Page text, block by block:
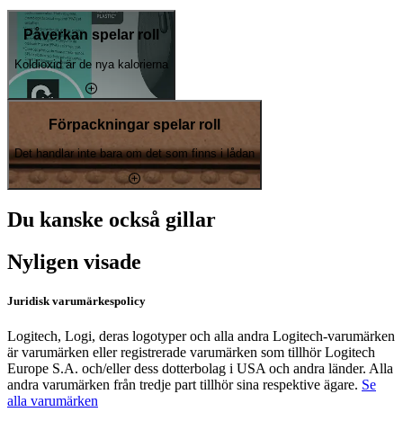
Påverkan spelar roll
Koldioxid är de nya kalorierna
Förpackningar spelar roll
Det handlar inte bara om det som finns i lådan
Du kanske också gillar
Nyligen visade
Juridisk varumärkespolicy
Logitech, Logi, deras logotyper och alla andra Logitech-varumärken
är varumärken eller registrerade varumärken som tillhör Logitech
Europe S.A. och/eller dess dotterbolag i USA och andra länder. Alla
andra varumärken från tredje part tillhör sina respektive ägare. Se
alla varumärken